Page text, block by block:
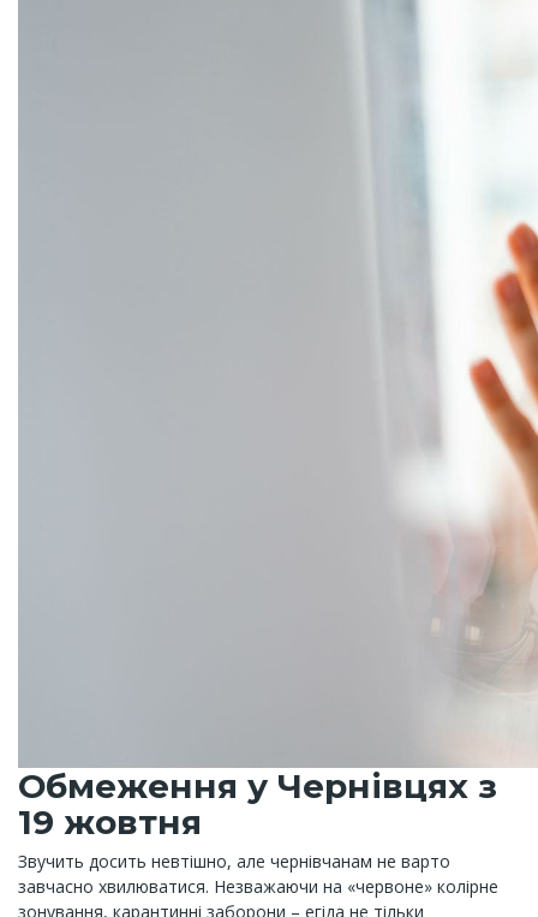
Обмеження у Чернівцях з
19 жовтня
Звучить досить невтішно, але чернівчанам не варто
завчасно хвилюватися. Незважаючи на «червоне» колірне
зонування, карантинні заборони – егіда не тільки